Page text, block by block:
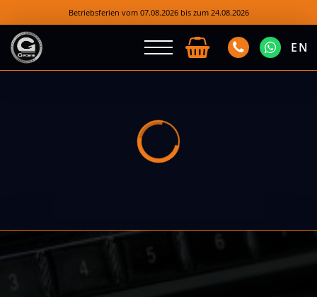
Betriebsferien vom 07.08.2026 bis zum 24.08.2026
EN